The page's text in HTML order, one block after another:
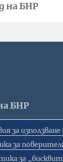
на БНР
БНР
за
за
за